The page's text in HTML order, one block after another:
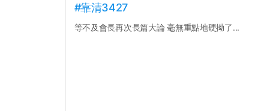
#靠清3427
等不及會長再次長篇大論 毫無重點地硬拗了...